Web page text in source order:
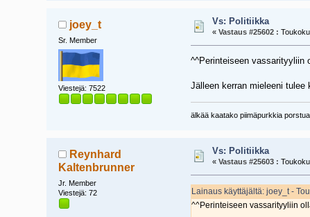
joey_t
Sr. Member
Viestejä: 7522
Vs: Politiikka
« Vastaus #25602 :
^^Perinteiseen vassarityyliin
Jälleen kerran mieleeni
älkää kaatako piimäpurkkia
Reynhard
Kaltenbrunner
Jr. Member
Viestejä: 72
Vs: Politiikka
« Vastaus #25603 :
Lainaus käyttäjältä: joey_t -
^^Perinteiseen vassarityyliin